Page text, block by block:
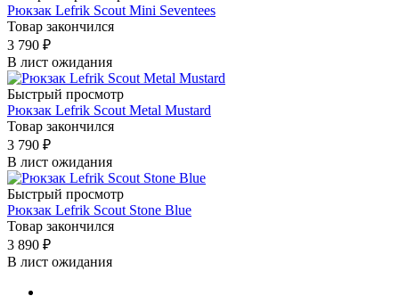
Рюкзак Lefrik Scout Mini Seventees
Товар закончился
3 790 ₽
В лист ожидания
Быстрый просмотр
Рюкзак Lefrik Scout Metal Mustard
Товар закончился
3 790 ₽
В лист ожидания
Быстрый просмотр
Рюкзак Lefrik Scout Stone Blue
Товар закончился
3 890 ₽
В лист ожидания